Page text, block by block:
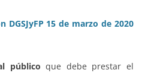
DGSJyFP 15 de marzo de 2020
público que debe prestar el